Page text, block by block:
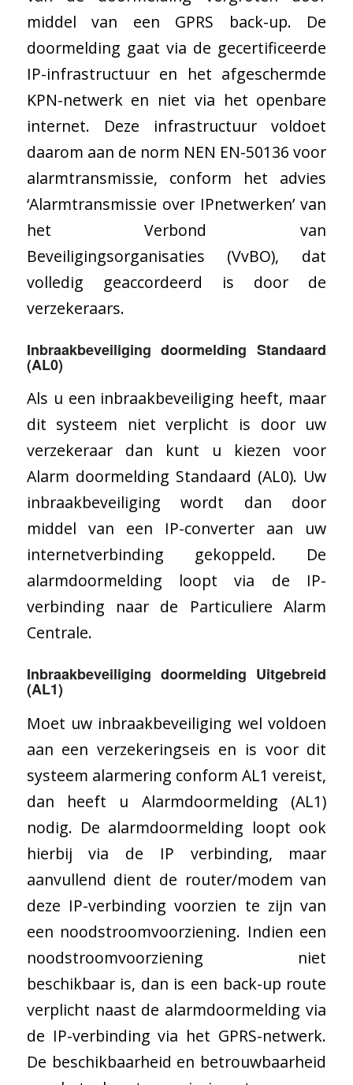
middel van een GPRS back-up. De
doormelding gaat via de gecertificeerde
IP-infrastructuur en het afgeschermde
KPN-netwerk en niet via het openbare
internet. Deze infrastructuur voldoet
daarom aan de norm NEN EN-50136 voor
alarmtransmissie, conform het advies
‘Alarmtransmissie over IPnetwerken’ van
het Verbond van
Beveiligingsorganisaties (VvBO), dat
volledig geaccordeerd is door de
verzekeraars.
Inbraakbeveiliging doormelding Standaard
(AL0)
Als u een inbraakbeveiliging heeft, maar
dit systeem niet verplicht is door uw
verzekeraar dan kunt u kiezen voor
Alarm doormelding Standaard (AL0). Uw
inbraakbeveiliging wordt dan door
middel van een IP-converter aan uw
internetverbinding gekoppeld. De
alarmdoormelding loopt via de IP-
verbinding naar de Particuliere Alarm
Centrale.
Inbraakbeveiliging doormelding Uitgebreid
(AL1)
Moet uw inbraakbeveiliging wel voldoen
aan een verzekeringseis en is voor dit
systeem alarmering conform AL1 vereist,
dan heeft u Alarmdoormelding (AL1)
nodig. De alarmdoormelding loopt ook
hierbij via de IP verbinding, maar
aanvullend dient de router/modem van
deze IP-verbinding voorzien te zijn van
een noodstroomvoorziening. Indien een
noodstroomvoorziening niet
beschikbaar is, dan is een back-up route
verplicht naast de alarmdoormelding via
de IP-verbinding via het GPRS-netwerk.
De beschikbaarheid en betrouwbaarheid